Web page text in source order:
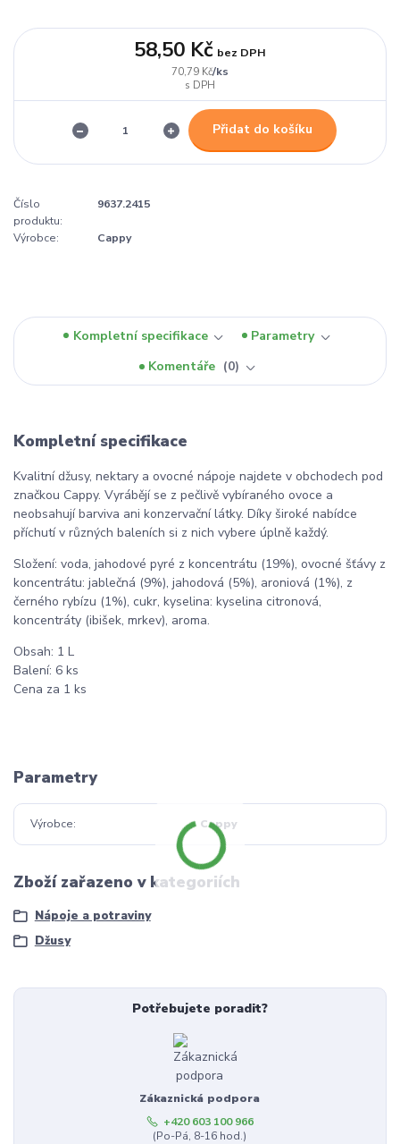
70,79 Kč/ks
58,50 Kč bez DPH
Přidat do košíku
Číslo
produktu:
9637.2415
Výrobce: Cappy
Kompletní specifikace
Parametry
Komentáře
0
Kompletní specifikace
Kvalitní džusy, nektary a ovocné nápoje najdete v obchodech pod
značkou Cappy. Vyrábějí se z pečlivě vybíraného ovoce a
neobsahují barviva ani konzervační látky. Díky široké nabídce
příchutí v různých baleních si z nich vybere úplně každý.
Složení: voda, jahodové pyré z koncentrátu (19%), ovocné šťávy z
koncentrátu: jablečná (9%), jahodová (5%), aroniová (1%), z
černého rybízu (1%), cukr, kyselina: kyselina citronová,
koncentráty (ibišek, mrkev), aroma.
Obsah: 1 L
Balení: 6 ks
Cena za 1 ks
Parametry
Výrobce Cappy
Zboží zařazeno v kategoriích
Nápoje a potraviny
Džusy
Potřebujete poradit?
Zákaznická podpora
+420 603 100 966
(Po-Pá, 8-16 hod.)